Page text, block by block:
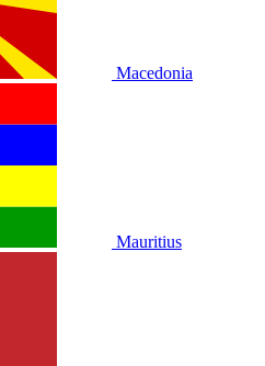
Macedonia
Mauritius